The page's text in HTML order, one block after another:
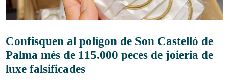
Confisquen al polígon de Son Castelló de
Palma més de 115.000 peces de joieria de
luxe falsificades